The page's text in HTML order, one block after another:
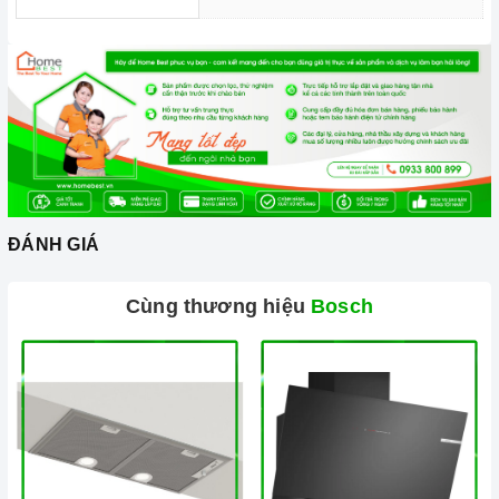
Hẹn giờ 24 giờ, cho phép người dùng chủ động linh hoạt thời
gian nấu nướng.
2. Một số lưu ý khi sử dụng sản phẩm
Không sử dụng máy khi nguồn điện chập chờn.
Không sử dụng hộp xốp, nhựa không chịu nhiệt để đựng thức
ăn cho vào lò.
nguy cơ chập điện.
Không để lò nướng gần bếp gas hoặc các vật dễ bắt lửa như
rèm cửa, giấy,...
Nên sử dụng khăn ướt để lau khoang lò.
Đọc kỹ hướng dẫn của nhà sản xuất trước khi vận hành lò.
3. Tại sao nên chọn mua sản phẩm tại Home Best?
ĐÁNH GIÁ
Cùng thương hiệu Bosch